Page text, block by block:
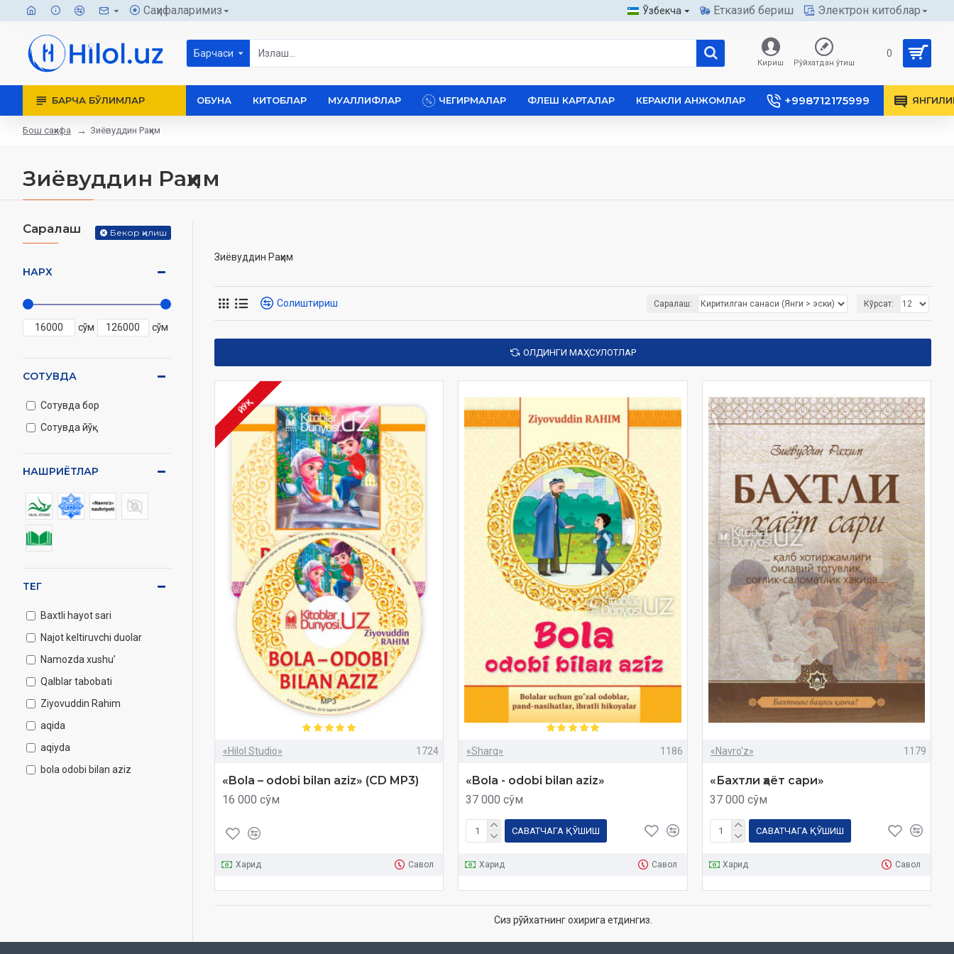
Саҳифаларимиз Ўзбекча Етказиб бериш Электрон китоблар
Барчаси
Кириш Рўйхатдан ўтиш
0
БАРЧА БЎЛИМЛАР ОБУНА КИТОБЛАР МУАЛЛИФЛАР ЧЕГИРМАЛАР ФЛЕШ КАРТАЛАР КЕРАКЛИ АНЖОМЛАР +998712175999
Бош саҳифа Зиёвуддин Раҳим
Зиёвуддин Раҳим
Саралаш Бекор қилиш
НАРХ
сўм сўм
НАШРИЁТЛАР
ТЕГ
Baxtli hayot sari
Najot keltiruvchi duolar
Namozda xushu’
Qalblar tabobati
Ziyovuddin Rahim
aqida
aqiyda
bola odobi bilan aziz
siyrat
СОТУВДА
Сотувда бор
Сотувда йўқ
Зиёвуддин Раҳим
Солиштириш Саралаш: Кўрсат:
ОЛДИНГИ МАҲСУЛОТЛАР
ЙЎҚ
«Hilol Studio» 1724
«Bola – odobi bilan aziz» (CD MP3)
16 000 сўм
Харид Савол
«Sharq» 1186
«Bola - odobi bilan aziz»
37 000 сўм
САВАТЧАГА ҚЎШИШ
Харид Савол
«Navro'z» 1179
«Бахтли ҳаёт сари»
37 000 сўм
САВАТЧАГА ҚЎШИШ
Харид Савол
Сиз рўйхатнинг охирига етдингиз.